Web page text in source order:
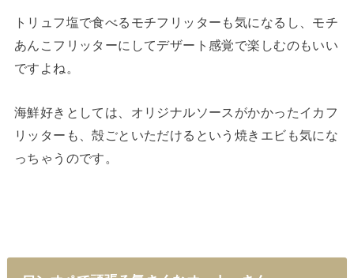
トリュフ塩で食べるモチフリッターも気になるし、モチ
あんこフリッターにしてデザート感覚で楽しむのもいい
ですよね。
海鮮好きとしては、オリジナルソースがかかったイカフ
リッターも、殻ごといただけるという焼きエビも気にな
っちゃうのです。